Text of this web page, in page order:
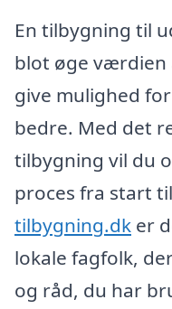
En tilbygning til
blot øge værdien
give mulighed
bedre. Med det
tilbygning vil du
proces fra start
tilbygning.dk er
lokale fagfolk,
og råd, du har